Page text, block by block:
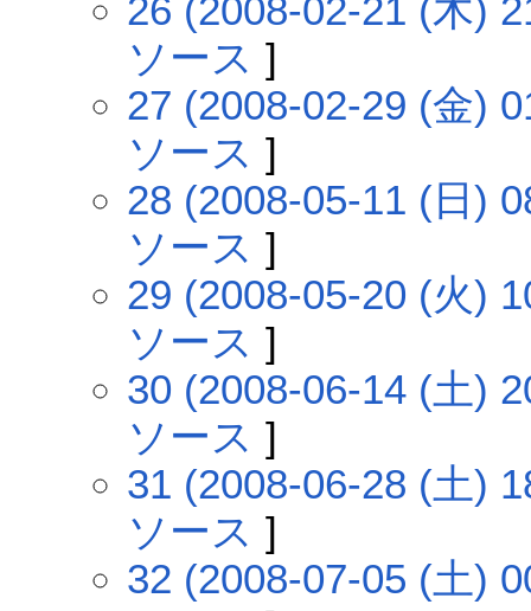
26 (2008-02-21 (木)
ソース ]
27 (2008-02-29 (金)
ソース ]
28 (2008-05-11 (日)
ソース ]
29 (2008-05-20 (火)
ソース ]
30 (2008-06-14 (土)
ソース ]
31 (2008-06-28 (土)
ソース ]
32 (2008-07-05 (土)